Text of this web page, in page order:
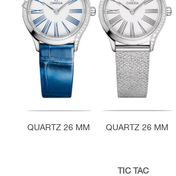
QUARTZ 26 MM QUARTZ 26 MM
TIC TAC